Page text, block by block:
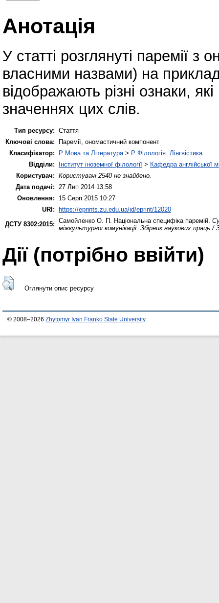
Анотація
У статті розглянуті паремії
власними назвами) на
відображають різні ознаки,
значеннях цих слів.
Тип ресурсу: Стаття
Ключові слова:
Паремії, ономастичний компонент
Класифікатор:
P Мова та Література > P Філологія. Лінгвістика
Відділи:
Інститут іноземної філології > Кафедра англійської
Користувач: Користувачі 2540 не знайдено.
Дата подачі:
27 Лип 2014 13:58
Оновлення:
15 Серп 2015 10:27
URI: https://eprints.zu.edu.ua/id/eprint/12020
ДСТУ 8302:2015: Самойленко О. П. Національна специфіка паремій.
міжкультурної комунікації: Збірник наукових
Дії ​​(потрібно ввійти)
Оглянути опис ресурсу
© 2008–2026 Zhytomyr Ivan Franko State University